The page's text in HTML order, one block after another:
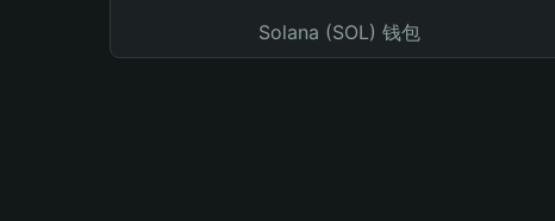
Solana (SOL) 钱包